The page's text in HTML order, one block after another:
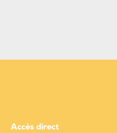
Accès direct